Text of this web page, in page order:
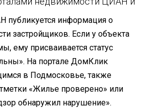
публикуется информация о
застройщиков. Если у объекта
ему присваивается статус
На портале ДомКлик
в Подмосковье, также
«Жилье проверено» или
обнаружил нарушение».